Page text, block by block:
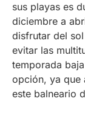
sus playas es
diciembre a
disfrutar del
evitar las
temporada
opción, ya que
este balneario